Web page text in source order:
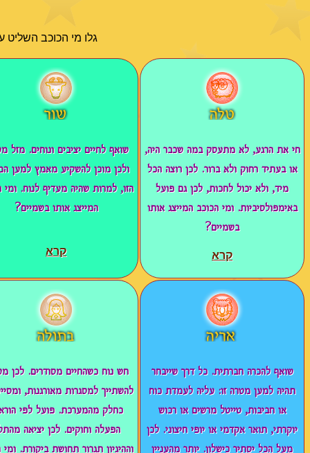
גלו מי הכוכב
חי את הרגע, לא מתעסק במה שכבר היה,
או בעתיד רחוק ולא ברור. לכן רוצה הכל
מיד, ולא יכול לחכות, לכן גם פועל
באימפולסיביות. ומי הכוכב המייצג אותו
בשמיים?
קרא
שואף לחיים יציבים ונוחים. מזל
ולכן מוכן להשקיע מאמץ למען
הזו, למרות שהיה מעדיף לנוח. ומי
המייצג אותו בשמיים?
קרא
שואף להכרה חברתית. כל דרך שייבחר
תהיה למען מטרה זו: עליה לעמדת כוח
או חביבות, טייטל מרשים או רכוש
יוקרתי, תואר אקדמי או יופי חיצוני. לכן
מעל הכל יסתיר כישלון. יותר מהעניין
חש נוח כשהחיים מסודרים. לכן
להשתייך למסגרות מאורגנות,
כחלק מהמערכת. פועל לפי
הפעלה וחוקים. לכן יציאה
וההיגיון תגרור תחושת ביקורת. ומי